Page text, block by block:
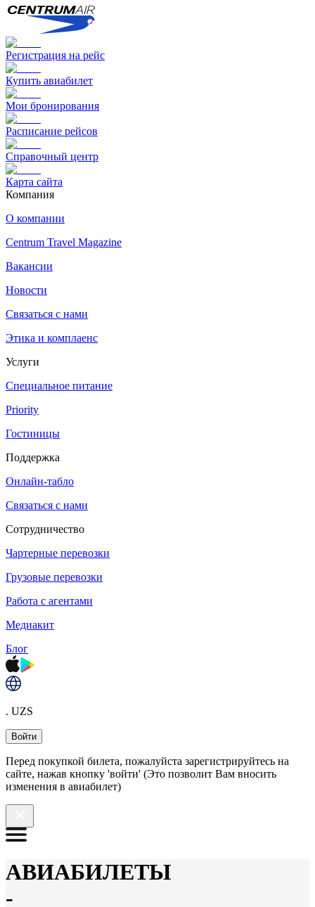
Регистрация на рейс
Купить авиабилет
Мои бронирования
Расписание рейсов
Справочный центр
Карта сайта
Компания
О компании
Centrum Travel Magazine
Вакансии
Новости
Связаться с нами
Этика и комплаенс
Услуги
Специальное питание
Priority
Гостиницы
Поддержка
Онлайн-табло
Связаться с нами
Сотрудничество
Чартерные перевозки
Грузовые перевозки
Работа с агентами
Медиакит
Блог
. UZS
Войти
Перед покупкой билета, пожалуйста зарегистрируйтесь на
сайте, нажав кнопку 'войти' (Это позволит Вам вносить
изменения в авиабилет)
АВИАБИЛЕТЫ
-